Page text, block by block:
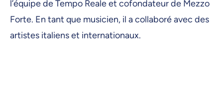
l’équipe de Tempo Reale et cofondateur de Mezzo
Forte. En tant que musicien, il a collaboré avec des
artistes italiens et internationaux.